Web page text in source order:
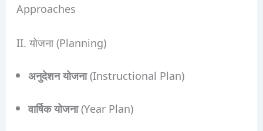
Approaches
II. योजना (Planning)
अनुदेशन योजना(Instructional Plan)
वार्षिक योजना(Year Plan)